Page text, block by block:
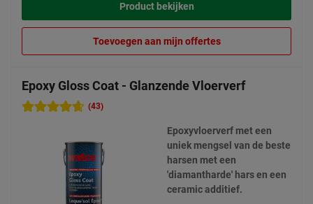
Product bekijken
Toevoegen aan mijn offertes
Epoxy Gloss Coat - Glanzende Vloerverf
(43)
Epoxyvloerverf met een
uniek mengsel van de beste
harsen met een
'diamantharde' hars en een
ceramic additief.